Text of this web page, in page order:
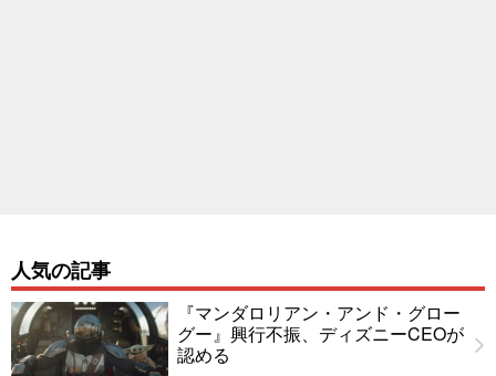
人気の記事
『マンダロリアン・アンド・グロー
グー』興行不振、ディズニーCEOが
認める